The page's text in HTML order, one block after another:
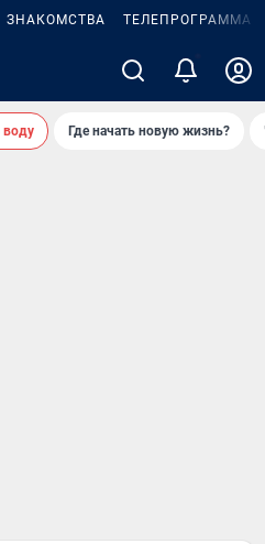
ЗНАКОМСТВА ТЕЛЕПРОГРАММА
воду Где начать новую жизнь?